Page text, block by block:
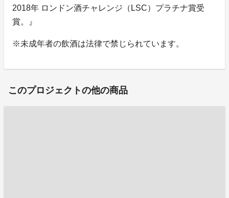
2018年 ロンドン酒チャレンジ（LSC）プラチナ賞受
賞。』
※未成年者の飲酒は法律で禁じられています。
このプロジェクトの他の商品